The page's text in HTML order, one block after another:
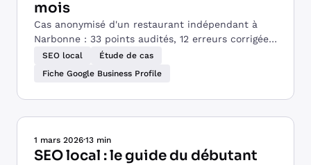
mois
Cas anonymisé d'un restaurant indépendant à
Narbonne : 33 points audités, 12 erreurs corrigées
et une fiche Google enfin visible des touristes du
canal.
SEO local
Étude de cas
Fiche Google Business Profile
1 mars 2026·13 min
SEO local : le guide du débutant